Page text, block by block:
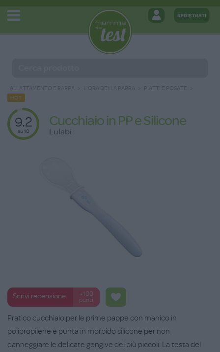
ALLATTAMENTO E PAPPA L'ORA DELLA PAPPA PIATTI E POSATE
HOT
9.2
su 10
Cucchiaio in PP e Silicone
Lulabi
Scrivi recensione
+100
punti
Pratico cucchiaio per le prime pappe con manico in
polipropilene e punta in morbido silicone per non
danneggiare le delicate gengive dei più piccoli. La testa del